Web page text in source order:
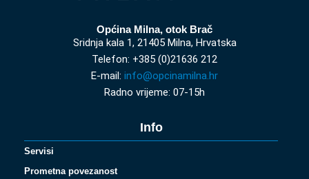
Općina Milna, otok Brač
Sridnja kala 1, 21405 Milna, Hrvatska
Telefon: +385 (0)21636 212
E-mail: info@opcinamilna.hr
Radno vrijeme: 07-15h
Info
Servisi
Prometna povezanost